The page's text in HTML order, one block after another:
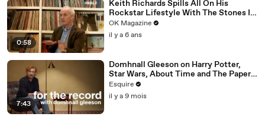
0:58
Keith Richards Spills All On His
Rockstar Lifestyle With The Stones In
New REELZ Doc: Watch
OK Magazine
il y a 6 ans
7:43
Domhnall Gleeson on Harry Potter,
Star Wars, About Time and The Paper |
For the Record | Esquire
Esquire
il y a 9 mois